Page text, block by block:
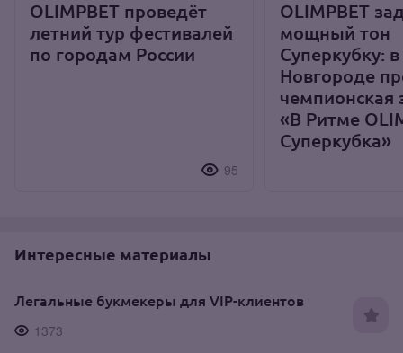
OLIMPBET проведёт
летний тур фестивалей
по городам России
95
OLIMPBET
мощный тон
Суперкубку:
Новгороде
чемпионская
«В Ритме
Суперкубка»
Интересные материалы
Легальные букмекеры для VIP-клиентов
1373